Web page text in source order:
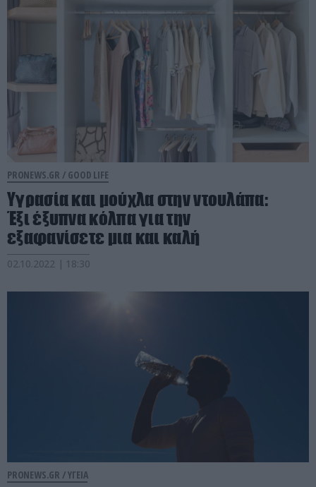
PRONEWS.GR / GOOD LIFE
Υγρασία και μούχλα στην ντουλάπα:
Έξι έξυπνα κόλπα για την
εξαφανίσετε μια και καλή
02.10.2022 | 18:30
PRONEWS.GR /ΥΓΕΙΑ